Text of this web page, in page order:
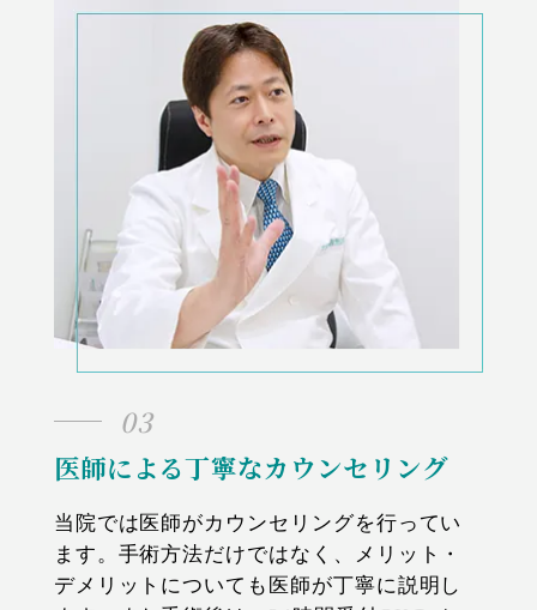
03
医師による丁寧なカウンセリング
当院では医師がカウンセリングを行ってい
ます。手術方法だけではなく、メリット・
デメリットについても医師が丁寧に説明し